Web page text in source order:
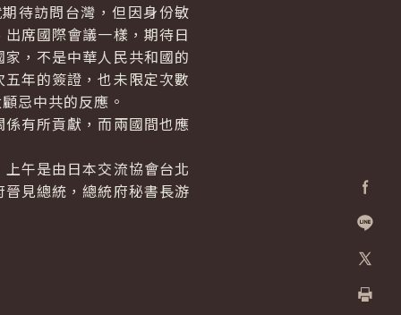
加入好
待訪問台灣，但因身份敏
席國際會議一樣，期待日
，不是中華人民共和國的
年的簽證，也未限定次數
忌中共的反應。
有所貢獻，而兩國間也應
午是由日本交流協會台北
見總統，總統府秘書長游